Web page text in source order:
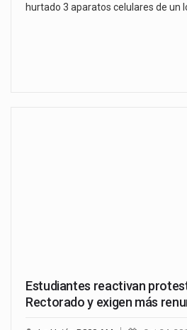
hurtado 3 aparatos celulares de un
Estudiantes reactivan
Rectorado y exigen más